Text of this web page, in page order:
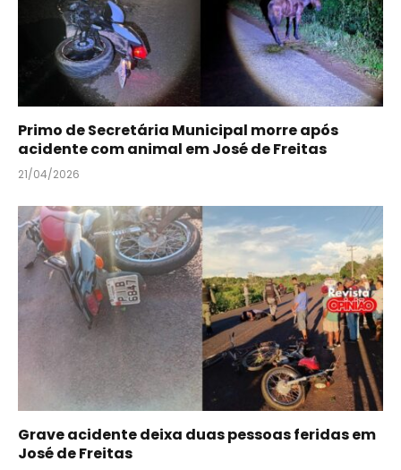
Primo de Secretária Municipal morre após
acidente com animal em José de Freitas
21/04/2026
Grave acidente deixa duas pessoas feridas em
José de Freitas